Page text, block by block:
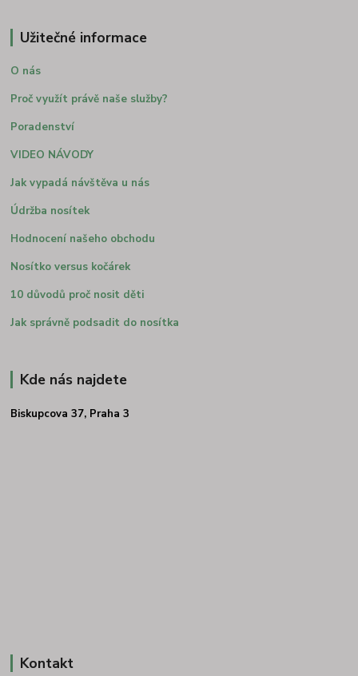
Užitečné informace
O nás
Proč využít právě naše služby?
Poradenství
VIDEO NÁVODY
Jak vypadá návštěva u nás
Údržba nosítek
Hodnocení našeho obchodu
Nosítko versus kočárek
10 důvodů proč nosit děti
Jak správně podsadit do nosítka
Kde nás najdete
Biskupcova 37, Praha 3
Kontakt